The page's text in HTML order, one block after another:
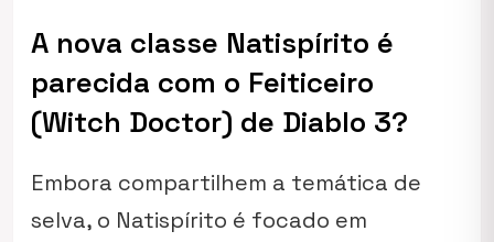
A nova classe Natispírito é
parecida com o Feiticeiro
(Witch Doctor) de Diablo 3?
Embora compartilhem a temática de
selva, o Natispírito é focado em